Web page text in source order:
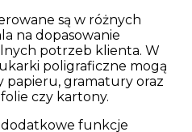
są w różnych
na dopasowanie
potrzeb klienta. W
poligraficzne mogą
papieru, gramatury oraz
czy kartony.
funkcje